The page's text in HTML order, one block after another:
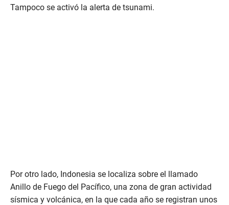
Tampoco se activó la alerta de tsunami.
Por otro lado, Indonesia se localiza sobre el llamado
Anillo de Fuego del Pacífico, una zona de gran actividad
sísmica y volcánica, en la que cada año se registran unos